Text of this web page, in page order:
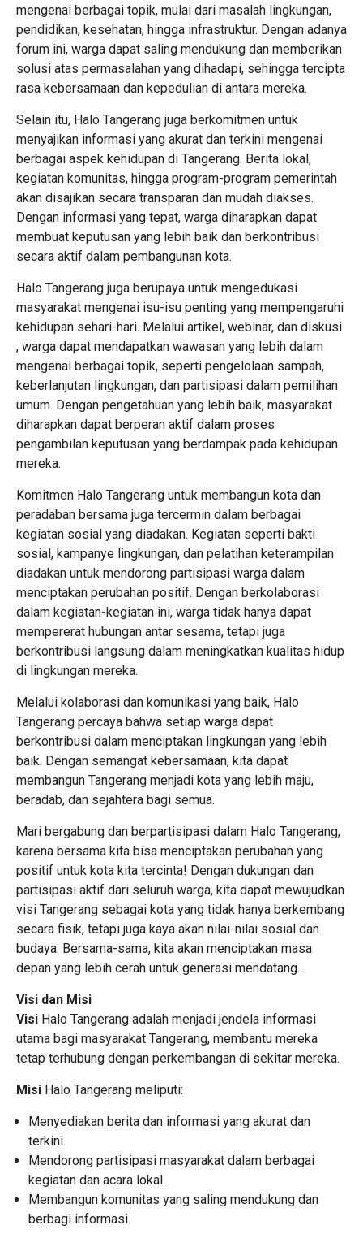
mengenai berbagai topik, mulai dari masalah lingkungan,
pendidikan, kesehatan, hingga infrastruktur. Dengan adanya
forum ini, warga dapat saling mendukung dan memberikan
solusi atas permasalahan yang dihadapi, sehingga tercipta
rasa kebersamaan dan kepedulian di antara mereka.
Selain itu, Halo Tangerang juga berkomitmen untuk
menyajikan informasi yang akurat dan terkini mengenai
berbagai aspek kehidupan di Tangerang. Berita lokal,
kegiatan komunitas, hingga program-program pemerintah
akan disajikan secara transparan dan mudah diakses.
Dengan informasi yang tepat, warga diharapkan dapat
membuat keputusan yang lebih baik dan berkontribusi
secara aktif dalam pembangunan kota.
Halo Tangerang juga berupaya untuk mengedukasi
masyarakat mengenai isu-isu penting yang mempengaruhi
kehidupan sehari-hari. Melalui artikel, webinar, dan diskusi
, warga dapat mendapatkan wawasan yang lebih dalam
mengenai berbagai topik, seperti pengelolaan sampah,
keberlanjutan lingkungan, dan partisipasi dalam pemilihan
umum. Dengan pengetahuan yang lebih baik, masyarakat
diharapkan dapat berperan aktif dalam proses
pengambilan keputusan yang berdampak pada kehidupan
mereka.
Komitmen Halo Tangerang untuk membangun kota dan
peradaban bersama juga tercermin dalam berbagai
kegiatan sosial yang diadakan. Kegiatan seperti bakti
sosial, kampanye lingkungan, dan pelatihan keterampilan
diadakan untuk mendorong partisipasi warga dalam
menciptakan perubahan positif. Dengan berkolaborasi
dalam kegiatan-kegiatan ini, warga tidak hanya dapat
mempererat hubungan antar sesama, tetapi juga
berkontribusi langsung dalam meningkatkan kualitas hidup
di lingkungan mereka.
Melalui kolaborasi dan komunikasi yang baik, Halo
Tangerang percaya bahwa setiap warga dapat
berkontribusi dalam menciptakan lingkungan yang lebih
baik. Dengan semangat kebersamaan, kita dapat
membangun Tangerang menjadi kota yang lebih maju,
beradab, dan sejahtera bagi semua.
Mari bergabung dan berpartisipasi dalam Halo Tangerang,
karena bersama kita bisa menciptakan perubahan yang
positif untuk kota kita tercinta! Dengan dukungan dan
partisipasi aktif dari seluruh warga, kita dapat mewujudkan
visi Tangerang sebagai kota yang tidak hanya berkembang
secara fisik, tetapi juga kaya akan nilai-nilai sosial dan
budaya. Bersama-sama, kita akan menciptakan masa
depan yang lebih cerah untuk generasi mendatang.
Visi dan Misi
Visi Halo Tangerang adalah menjadi jendela informasi
utama bagi masyarakat Tangerang, membantu mereka
tetap terhubung dengan perkembangan di sekitar mereka.
Misi Halo Tangerang meliputi:
Menyediakan berita dan informasi yang akurat dan
terkini.
Mendorong partisipasi masyarakat dalam berbagai
kegiatan dan acara lokal.
Membangun komunitas yang saling mendukung dan
berbagi informasi.